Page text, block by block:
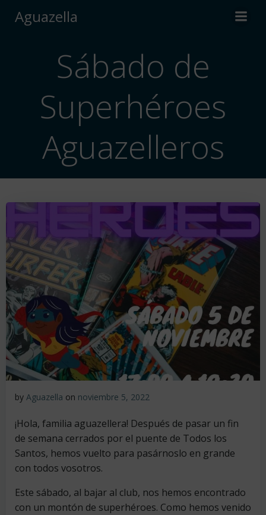
Aguazella
Sábado de
Superhéroes
Aguazelleros
by Aguazella on noviembre 5, 2022
¡Hola, familia aguazellera! Después de pasar un fin
de semana cerrados por el puente de Todos los
Santos, hemos vuelto para pasárnoslo en grande
con todos vosotros.
Este sábado, al bajar al club, nos hemos encontrado
con un montón de superhéroes. Como hemos venido